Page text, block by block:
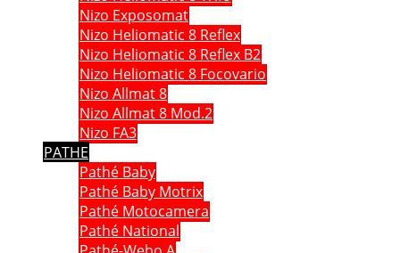
Nizo Exposomat
Nizo Heliomatic 8 Reflex
Nizo Heliomatic 8 Reflex B2
Nizo Heliomatic 8 Focovario
Nizo Allmat 8
Nizo Allmat 8 Mod.2
Nizo FA3
PATHE
Pathé Baby
Pathé Baby Motrix
Pathé Motocamera
Pathé National